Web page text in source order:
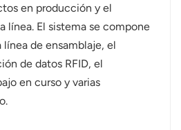
en producción y el
línea. El sistema se compone
de ensamblaje, el
de datos RFID, el
en curso y varias